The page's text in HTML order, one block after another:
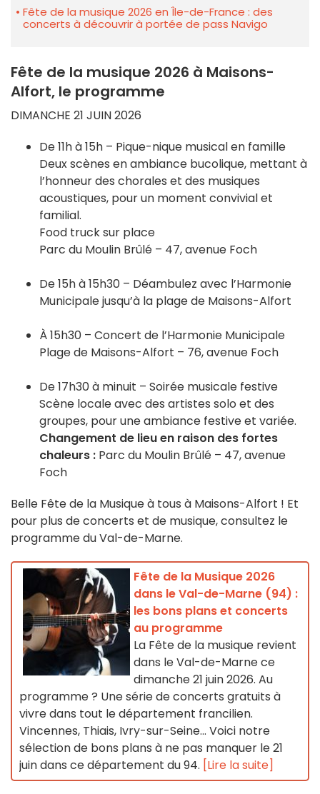
Fête de la musique 2026 en Île-de-France : des
concerts à découvrir à portée de pass Navigo
Fête de la musique 2026 à Maisons-
Alfort, le programme
DIMANCHE 21 JUIN 2026
De 11h à 15h – Pique-nique musical en famille
Deux scènes en ambiance bucolique, mettant à
l’honneur des chorales et des musiques
acoustiques, pour un moment convivial et
familial.
Food truck sur place
Parc du Moulin Brûlé – 47, avenue Foch
De 15h à 15h30 – Déambulez avec l’Harmonie
Municipale jusqu’à la plage de Maisons-Alfort
À 15h30 – Concert de l’Harmonie Municipale
Plage de Maisons-Alfort – 76, avenue Foch
De 17h30 à minuit – Soirée musicale festive
Scène locale avec des artistes solo et des
groupes, pour une ambiance festive et variée.
Changement de lieu en raison des fortes
chaleurs : Parc du Moulin Brûlé – 47, avenue
Foch
Belle Fête de la Musique à tous à Maisons-Alfort ! Et
pour plus de concerts et de musique, consultez le
programme du Val-de-Marne.
Fête de la Musique 2026
dans le Val-de-Marne (94) :
les bons plans et concerts
au programme
La Fête de la musique revient
dans le Val-de-Marne ce
dimanche 21 juin 2026. Au
programme ? Une série de concerts gratuits à
vivre dans tout le département francilien.
Vincennes, Thiais, Ivry-sur-Seine... Voici notre
sélection de bons plans à ne pas manquer le 21
juin dans ce département du 94. [Lire la suite]